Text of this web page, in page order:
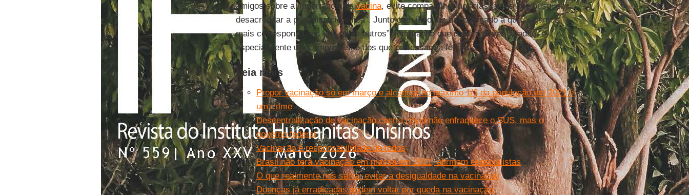
amigos sobre a importância davacina, evite compartilhar notícias falsas que busquem
desacreditar a pesquisa científica”. Junto com isso faz um chamado a que “sejamos
mais corresponsáveis uns pelos outros”, lembrando que isso “é dever cidadão, e
especialmente um compromisso dos que professam a fé cristã”.
Leia mais
Propor vacinação só em março e alcançar no máximo 1/3 da população em 2021 é
um crime
Descentralização de vacinação contra covid não enfraquece o SUS, mas o
governo federal
Vacinação é responsabilidade de todos
Brasil não terá vacinação em massa em 2021, afirmam especialistas
O que realmente nos salva: evitar a desigualdade na vacinação
Doenças já erradicadas podem voltar por queda na vacinação